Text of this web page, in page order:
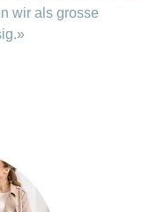
wir als grosse